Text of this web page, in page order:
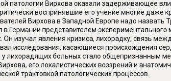
патологии Вирхова оказали задерживающее
воспринявшие его учение многие даже
Вирхова в Западной Европе надо
Германии представителем
изучал явления кризиса, лихорадку, связь
исследования, касающиеся происхождения
лихорадящих больных стало общепризнанным
его локалистических воззрений и
трактовкой патологических процессов.